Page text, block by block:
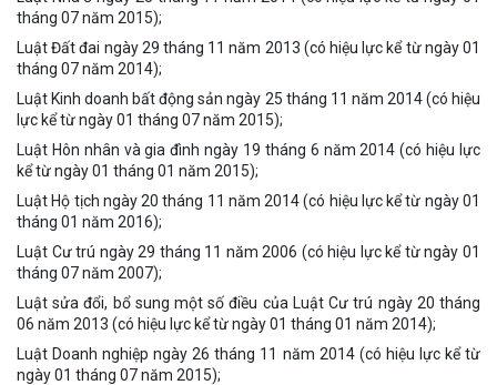
tháng 07 năm 2015);
Luật Đất đai ngày 29 tháng 11 năm 2013 (có hiệu lực kể từ ngày 01
tháng 07 năm 2014);
Luật Kinh doanh bất động sản ngày 25 tháng 11 năm 2014 (có hiệu
lực kể từ ngày 01 tháng 07 năm 2015);
Luật Hôn nhân và gia đình ngày 19 tháng 6 năm 2014 (có hiệu lực
kể từ ngày 01 tháng 01 năm 2015);
Luật Hộ tịch ngày 20 tháng 11 năm 2014 (có hiệu lực kể từ ngày 01
tháng 01 năm 2016);
Luật Cư trú ngày 29 tháng 11 năm 2006 (có hiệu lực kể từ ngày 01
tháng 07 năm 2007);
Luật sửa đổi, bổ sung một số điều của Luật Cư trú ngày 20 tháng
06 năm 2013 (có hiệu lực kể từ ngày 01 tháng 01 năm 2014);
Luật Doanh nghiệp ngày 26 tháng 11 năm 2014 (có hiệu lực kể từ
ngày 01 tháng 07 năm 2015);